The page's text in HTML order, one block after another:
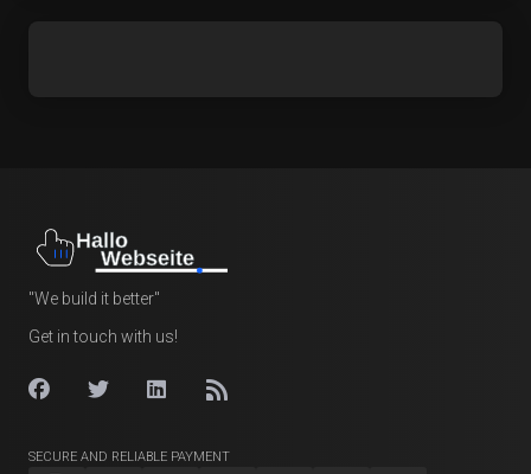
"We build it better"
Get in touch with us!
SECURE AND RELIABLE PAYMENT